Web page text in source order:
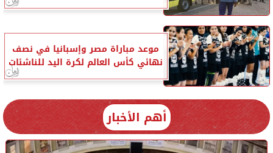
موعد مباراة مصر وإسبانيا في نصف
نهائي كأس العالم لكرة اليد للناشئات
أهم الأخبار